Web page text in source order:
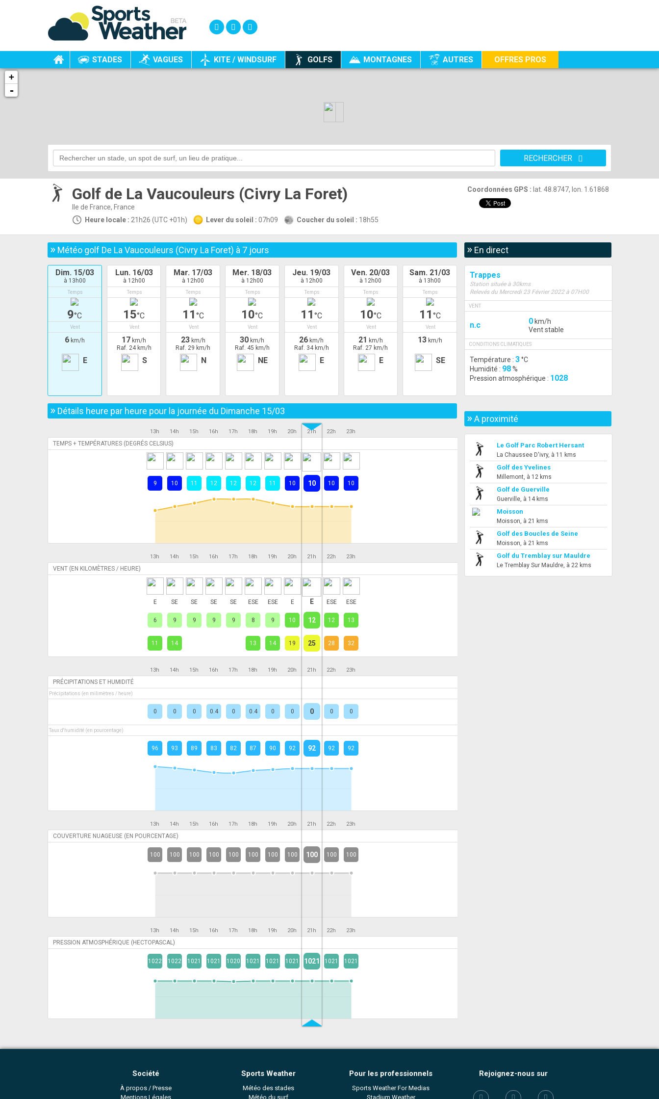
STADES VAGUES KITE / WINDSURF GOLFS MONTAGNES AUTRES OFFRES PROS
+
-
RECHERCHER
Golf de La Vaucouleurs (Civry La Foret)
Ile de France, France
Heure locale : 21h26 (UTC +01h) Lever du soleil : 07h09 Coucher du soleil : 18h55
Coordonnées GPS : lat. 48.8747, lon. 1.61868
» Météo golf De La Vaucouleurs (Civry La Foret) à 7 jours
Dim. 15/03
à 13h00
Temps
9°C
Vent
6km/h
E
Lun. 16/03
à 12h00
Temps
15°C
Vent
17 km/h
Raf. 24 km/h
S
Mar. 17/03
à 12h00
Temps
11 °C
Vent
23km/h
Raf. 29 km/h
N
Mer. 18/03
à 12h00
Temps
10°C
Vent
30 km/h
Raf. 45 km/h
NE
Jeu. 19/03
à 12h00
Temps
11°C
Vent
26 km/h
Raf. 34 km/h
E
Ven. 20/03
à 12h00
Temps
10°C
Vent
21 km/h
Raf. 27 km/h
E
Sam. 21/03
à 13h00
Temps
11 °C
Vent
13km/h
SE
» Détails heure par heure pour la journée du Dimanche 15/03
13h 14h 15h 16h 17h 18h 19h 20h 21h 22h 23h
TEMPS + TEMPÉRATURES (DEGRÉS CELSIUS)
9 10 11 12 12 12 11 10 10 10 10
13h 14h 15h 16h 17h 18h 19h 20h 21h 22h 23h
VENT (EN KILOMÈTRES / HEURE)
E SE SE SE SE ESE ESE E E ESE ESE
6 9 9 9 9 8 9 10 12 12 13
11 14 13 14 19 25 28 32
13h 14h 15h 16h 17h 18h 19h 20h 21h 22h 23h
PRÉCIPITATIONS ET HUMIDITÉ
Précipitations (en milimètres / heure)
0 0 0 0.4 0 0.4 0 0 0 0 0
Taux d'humidité (en pourcentage)
96 93 89 83 82 87 90 92 92 92 92
13h 14h 15h 16h 17h 18h 19h 20h 21h 22h 23h
COUVERTURE NUAGEUSE (EN POURCENTAGE)
100 100 100 100 100 100 100 100 100 100 100
13h 14h 15h 16h 17h 18h 19h 20h 21h 22h 23h
PRESSION ATMOSPHÉRIQUE (HECTOPASCAL)
1022 1022 1021 1021 1020 1021 1021 1021 1021 1021 1021
» En direct
Trappes
Station située à 30kms
Relevés du Mercredi 23 Février 2022 à 07H00
VENT
n.c 0 km/h
Vent stable
CONDITIONS CLIMATIQUES
Température : 3°C
Humidité : 98%
Pression atmosphérique : 1028
»A proximité
Le Golf Parc Robert Hersant
La Chaussee D'ivry, à 11 kms
Golf des Yvelines
Millemont, à 12 kms
Golf de Guerville
Guerville, à 14 kms
Moisson
Moisson, à 21 kms
Golf des Boucles de Seine
Moisson, à 21 kms
Golf du Tremblay sur Mauldre
Le Tremblay Sur Mauldre, à 22 kms
Société
À propos / Presse
Mentions Légales
Sports Weather
Météo des stades
Météo du surf
Pour les professionnels
Sports Weather For Medias
Stadium Weather
Rejoignez-nous sur